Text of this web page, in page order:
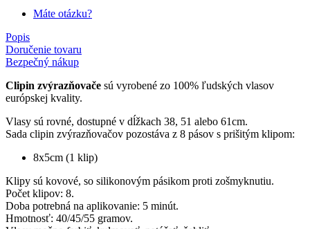
Máte otázku?
Popis
Doručenie tovaru
Bezpečný nákup
Clipin zvýrazňovače sú vyrobené zo 100% ľudských vlasov
európskej kvality.
Vlasy sú rovné, dostupné v dĺžkach 38, 51 alebo 61cm.
Sada clipin zvýrazňovačov pozostáva z 8 pásov s prišitým klipom:
8x5cm (1 klip)
Klipy sú kovové, so silikonovým pásikom proti zošmyknutiu.
Počet klipov: 8.
Doba potrebná na aplikovanie: 5 minút.
Hmotnosť: 40/45/55 gramov.